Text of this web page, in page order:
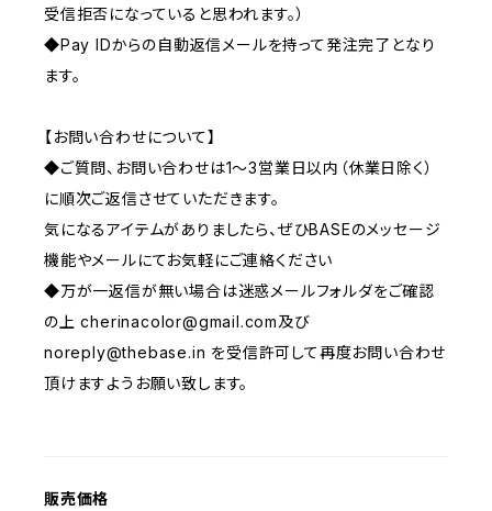
受信拒否になっていると思われます。）
◆Pay IDからの自動返信メールを持って発注完了となり
ます。
【お問い合わせについて】
◆ご質問、お問い合わせは1〜3営業日以内（休業日除く）
に順次ご返信させていただきます。
気になるアイテムがありましたら、ぜひBASEのメッセージ
機能やメールにてお気軽にご連絡ください
◆万が一返信が無い場合は迷惑メールフォルダをご確認
の上cherinacolor@gmail.com及び
noreply@thebase.in を受信許可して再度お問い合わせ
頂けますようお願い致します。
販売価格